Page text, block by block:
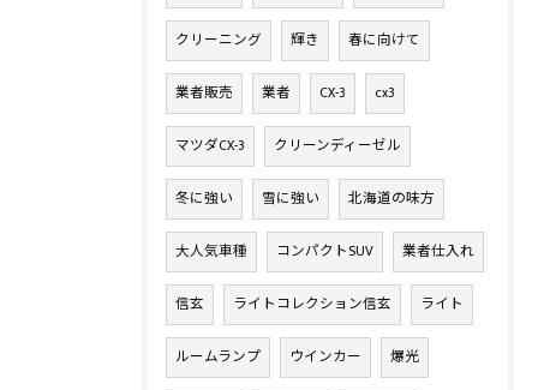
クリーニング 輝き 春に向けて
業者販売 業者 CX-3 cx3
マツダCX-3 クリーンディーゼル
冬に強い 雪に強い 北海道の味方
大人気車種 コンパクトSUV 業者仕入れ
信玄 ライトコレクション信玄 ライト
ルームランプ ウインカー 爆光